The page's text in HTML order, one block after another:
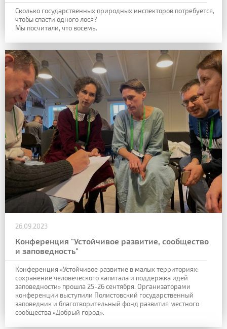
Сколько государственных природных инспекторов потребуется,
чтобы спасти одного лося?
Мы посчитали, что восемь.
26.09.2023
Конференция "Устойчивое развитие, сообщество
и заповедность"
Конференция «Устойчивое развитие в малых территориях:
сохранение человеческого капитала и поддержка идей
заповедности» прошла 25-26 сентября. Организаторами
конференции выступили Полистовский государственный
заповедник и благотворительный фонд развития местного
сообщества «Добрый город».